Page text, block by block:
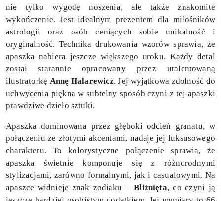
nie tylko wygodę noszenia, ale także znakomite
wykończenie. Jest idealnym prezentem dla miłośników
astrologii oraz osób ceniących sobie unikalność i
oryginalność. Technika drukowania wzorów sprawia, że
apaszka nabiera jeszcze większego uroku. Każdy detal
został starannie opracowany przez utalentowaną
ilustratorkę Annę Halarewicz. Jej wyjątkowa zdolność do
uchwycenia piękna w subtelny sposób czyni z tej apaszki
prawdziwe dzieło sztuki.
Apaszka dominowana przez głęboki odcień granatu, w
połączeniu ze złotymi akcentami, nadaje jej luksusowego
charakteru. To kolorystyczne połączenie sprawia, że
apaszka świetnie komponuje się z różnorodnymi
stylizacjami, zarówno formalnymi, jak i casualowymi. Na
apaszce widnieje znak zodiaku –Bliźnięta, co czyni ją